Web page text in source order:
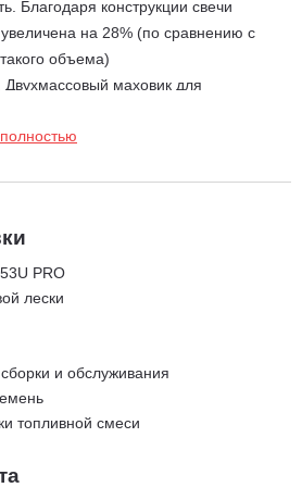
Благодаря конструкции свечи
на 28% (по сравнению с
объема)
маховик для
PRO
лески
и обслуживания
топливной смеси